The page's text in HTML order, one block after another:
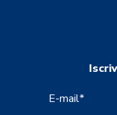
E-mail*